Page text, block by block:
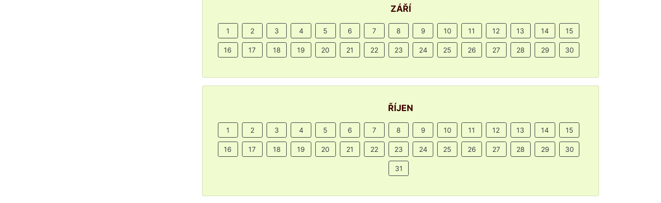
ZÁŘÍ
1 2 3 4 5 6 7 8 9 10 11 12 13 14 15
16 17 18 19 20 21 22 23 24 25 26 27 28 29 30
ŘÍJEN
1 2 3 4 5 6 7 8 9 10 11 12 13 14 15
16 17 18 19 20 21 22 23 24 25 26 27 28 29 30
31